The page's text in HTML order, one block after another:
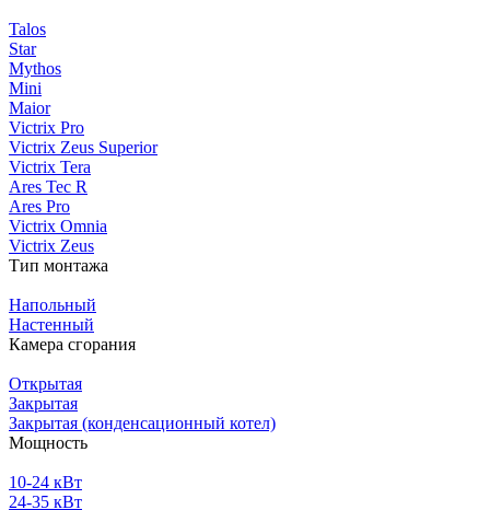
Talos
Star
Mythos
Mini
Maior
Victrix Pro
Victrix Zeus Superior
Victrix Tera
Ares Tec R
Ares Pro
Victrix Omnia
Victrix Zeus
Тип монтажа
Напольный
Настенный
Камера сгорания
Открытая
Закрытая
Закрытая (конденсационный котел)
Мощность
10-24 кВт
24-35 кВт